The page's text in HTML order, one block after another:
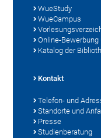
WueStudy
WueCampus
Online-
Katalog der
Kontakt
Telefon- und
Standorte und
Presse
Studienberatung